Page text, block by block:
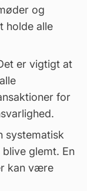
og
holde alle
er vigtigt at
for
systematisk
glemt. En
kan være